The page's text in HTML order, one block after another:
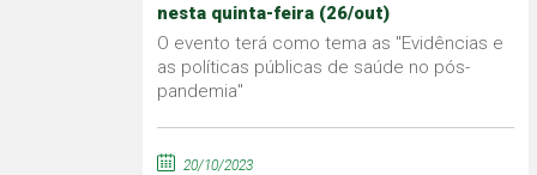
nesta quinta-feira (26/out)
O evento terá como tema as "Evidências e
as políticas públicas de saúde no pós-
pandemia"
20/10/2023